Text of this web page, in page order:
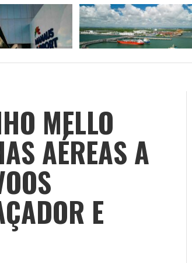
MELLO
AÉREAS A
E